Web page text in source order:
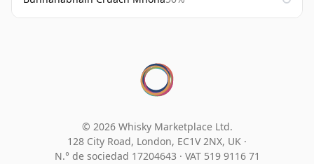
© 2026 Whisky Marketplace Ltd.
128 City Road, London, EC1V 2NX, UK ·
N.° de sociedad 17204643 · VAT 519 9116 71